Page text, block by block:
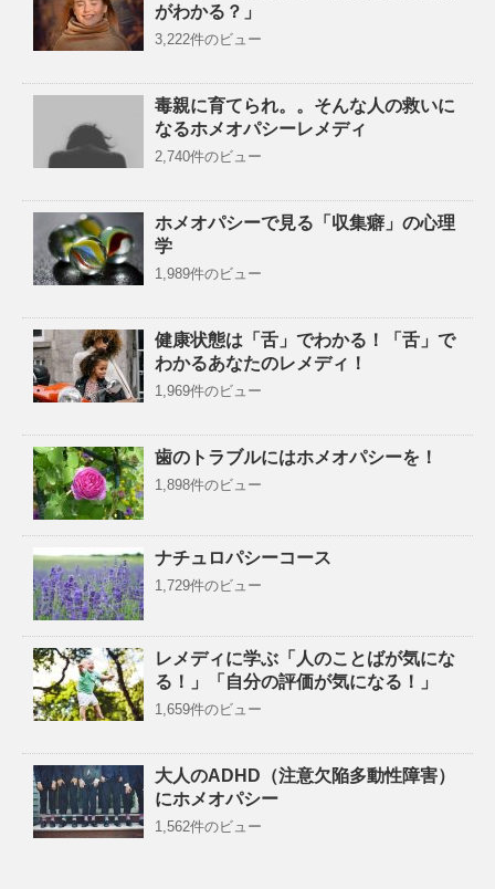
がわかる？」
3,222件のビュー
毒親に育てられ。。そんな人の救いに
なるホメオパシーレメディ
2,740件のビュー
ホメオパシーで見る「収集癖」の心理
学
1,989件のビュー
健康状態は「舌」でわかる！「舌」で
わかるあなたのレメディ！
1,969件のビュー
歯のトラブルにはホメオパシーを！
1,898件のビュー
ナチュロパシーコース
1,729件のビュー
レメディに学ぶ「人のことばが気にな
る！」「自分の評価が気になる！」
1,659件のビュー
大人のADHD（注意欠陥多動性障害）
にホメオパシー
1,562件のビュー